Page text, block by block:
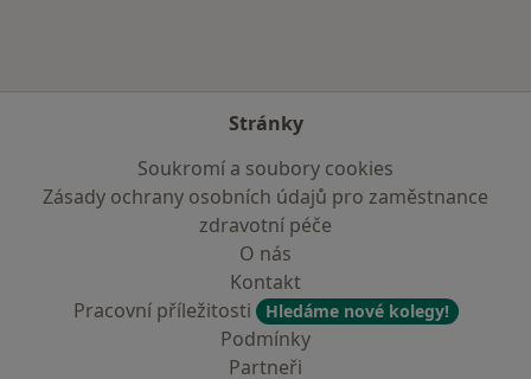
Stránky
Soukromí a soubory cookies
Zásady ochrany osobních údajů pro zaměstnance
zdravotní péče
O nás
Kontakt
Pracovní příležitosti
Hledáme nové kolegy!
Podmínky
Partneři